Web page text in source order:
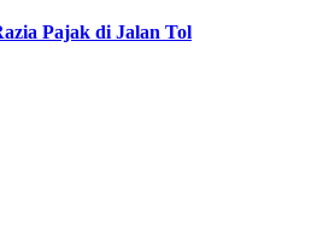
Pajak di Jalan Tol